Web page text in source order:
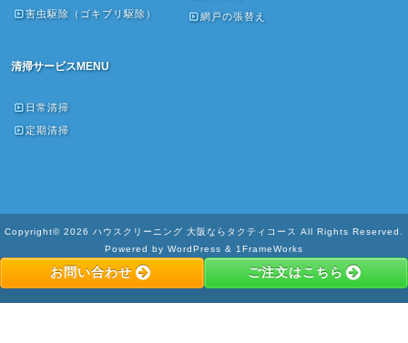
害虫駆除（ゴキブリ駆除） 網戸の張替え
清掃サービスMENU
日常清掃
定期清掃
Copyright© 2026 ハウスクリーニング 大阪ならタクティコース All Rights Reserved.
Powered by WordPress & 1FrameWorks
お問い合わせ ご注文はこちら